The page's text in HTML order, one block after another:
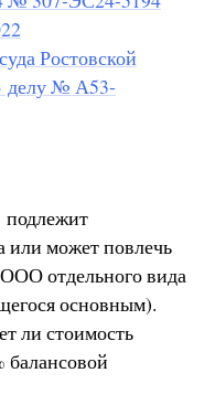
Ростовской
делу № А53-
подлежит
или может повлечь
отдельного вида
основным).
ли стоимость
балансовой